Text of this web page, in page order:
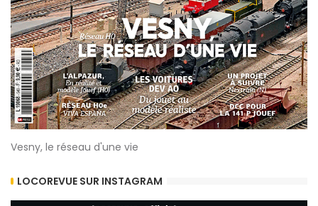
Vesny, le réseau d'une vie
LOCOREVUE SUR INSTAGRAM